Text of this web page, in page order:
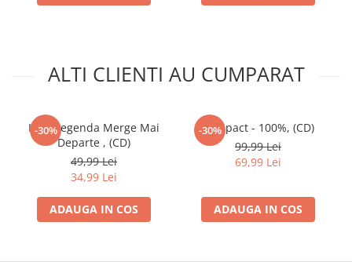
ALTI CLIENTI AU CUMPARAT
-30%
Iris - Legenda Merge Mai
Departe , (CD)
49,99 Lei
34,99 Lei
ADAUGA IN COS
-30%
Compact - 100%, (CD)
99,99 Lei
69,99 Lei
ADAUGA IN COS